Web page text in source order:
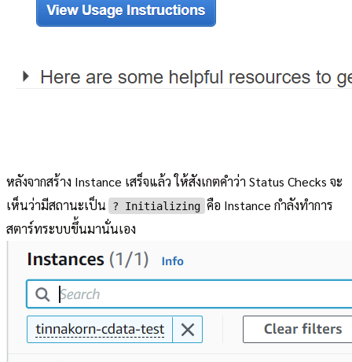
หลังจากสร้าง Instance เสร็จแล้ว ให้สังเกตคำว่า Status Checks จะ
เห็นว่ามีสถานะเป็น
? Initializing คือ Instance กำลังทำการ
สตาร์ทระบบขึ้นมานั่นเอง